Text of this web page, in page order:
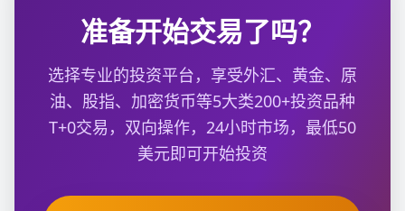
准备开始交易了吗？
选择专业的投资平台，享受外汇、黄金、原
油、股指、加密货币等5大类200+投资品种
T+0交易，双向操作，24小时市场，最低50
美元即可开始投资